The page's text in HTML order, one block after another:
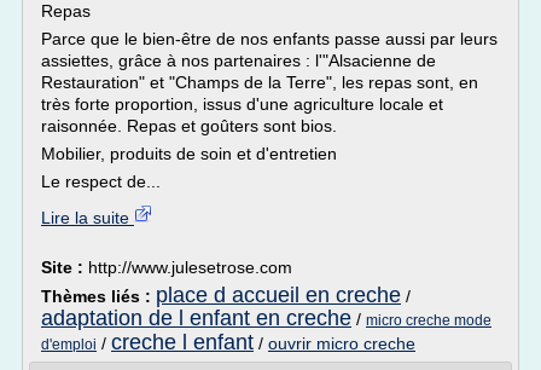
Repas
Parce que le bien-être de nos enfants passe aussi par leurs
assiettes, grâce à nos partenaires : l'"Alsacienne de
Restauration" et "Champs de la Terre", les repas sont, en
très forte proportion, issus d'une agriculture locale et
raisonnée. Repas et goûters sont bios.
Mobilier, produits de soin et d'entretien
Le respect de...
Lire la suite
Site : http://www.julesetrose.com
Thèmes liés : place d accueil en creche /
adaptation de l enfant en creche / micro creche mode
d'emploi / creche l enfant / ouvrir micro creche